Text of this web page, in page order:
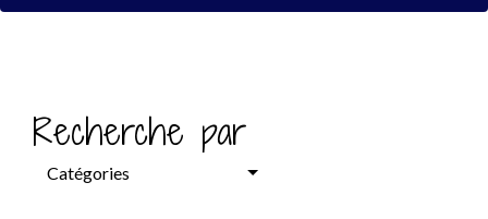
Recherche par
Catégories